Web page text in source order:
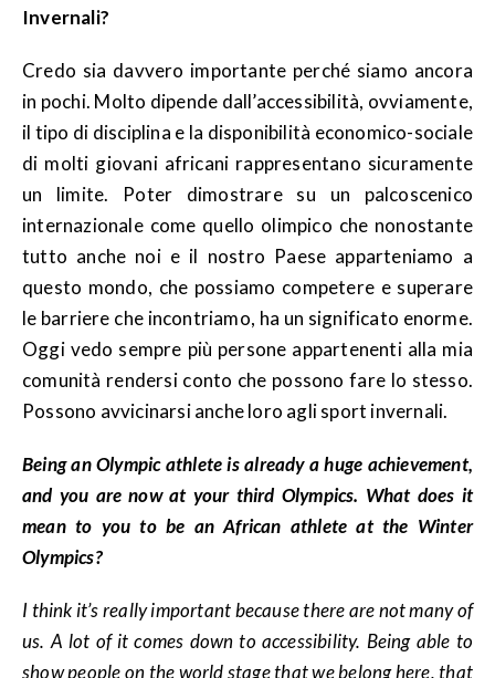
Invernali?
Credo sia davvero importante perché siamo ancora
in pochi. Molto dipende dall’accessibilità, ovviamente,
il tipo di disciplina e la disponibilità economico-sociale
di molti giovani africani rappresentano sicuramente
un limite. Poter dimostrare su un palcoscenico
internazionale come quello olimpico che nonostante
tutto anche noi e il nostro Paese apparteniamo a
questo mondo, che possiamo competere e superare
le barriere che incontriamo, ha un significato enorme.
Oggi vedo sempre più persone appartenenti alla mia
comunità rendersi conto che possono fare lo stesso.
Possono avvicinarsi anche loro agli sport invernali.
Being an Olympic athlete is already a huge achievement,
and you are now at your third Olympics. What does it
mean to you to be an African athlete at the Winter
Olympics?
I think it’s really important because there are not many of
us. A lot of it comes down to accessibility. Being able to
show people on the world stage that we belong here, that